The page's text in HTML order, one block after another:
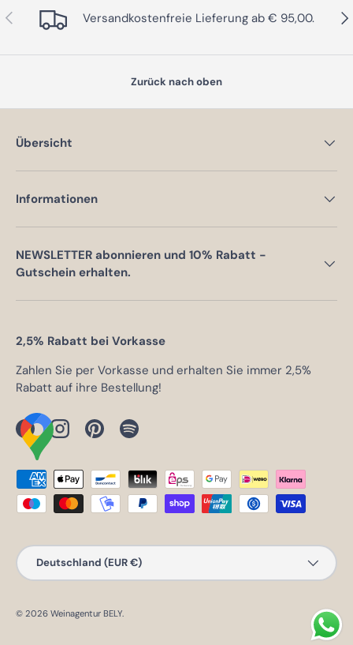
Vorherige Versandkostenfreie Lieferung ab € 95,00.
Zurück nach oben
Übersicht
Informationen
NEWSLETTER abonnieren und 10% Rabatt -
Gutschein erhalten.
2,5% Rabatt bei Vorkasse
Zahlen Sie per Vorkasse und erhalten Sie immer 2,5%
Rabatt auf ihre Bestellung!
FacebookInstagramPinterestSpotify
Zahlungsmethoden
Land/Region
Deutschland (EUR €)
© 2026 Weinagentur BELY.